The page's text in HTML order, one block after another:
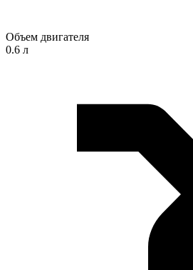
Объем двигателя
0.6 л